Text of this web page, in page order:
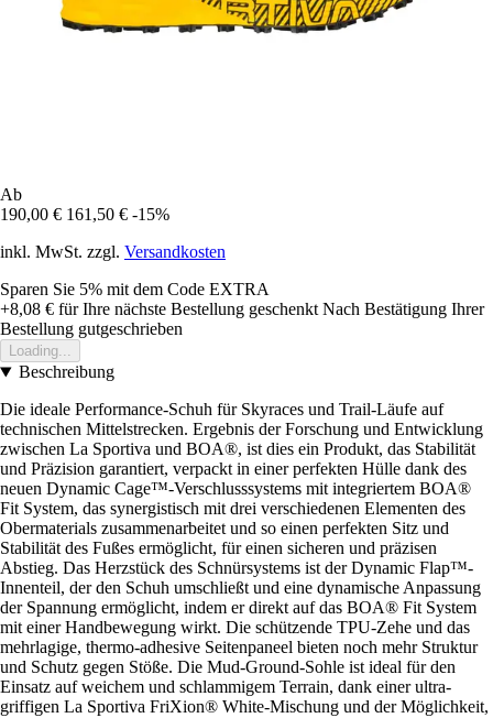
Ab
190,00 € 161,50 € -15%
inkl. MwSt. zzgl. Versandkosten
Sparen Sie 5% mit dem Code EXTRA
+8,08 € für Ihre nächste Bestellung geschenkt Nach Bestätigung Ihrer
Bestellung gutgeschrieben
Loading...
Beschreibung
Die ideale Performance-Schuh für Skyraces und Trail-Läufe auf
technischen Mittelstrecken. Ergebnis der Forschung und Entwicklung
zwischen La Sportiva und BOA®, ist dies ein Produkt, das Stabilität
und Präzision garantiert, verpackt in einer perfekten Hülle dank des
neuen Dynamic Cage™-Verschlusssystems mit integriertem BOA®
Fit System, das synergistisch mit drei verschiedenen Elementen des
Obermaterials zusammenarbeitet und so einen perfekten Sitz und
Stabilität des Fußes ermöglicht, für einen sicheren und präzisen
Abstieg. Das Herzstück des Schnürsystems ist der Dynamic Flap™-
Innenteil, der den Schuh umschließt und eine dynamische Anpassung
der Spannung ermöglicht, indem er direkt auf das BOA® Fit System
mit einer Handbewegung wirkt. Die schützende TPU-Zehe und das
mehrlagige, thermo-adhesive Seitenpaneel bieten noch mehr Struktur
und Schutz gegen Stöße. Die Mud-Ground-Sohle ist ideal für den
Einsatz auf weichem und schlammigem Terrain, dank einer ultra-
griffigen La Sportiva FriXion® White-Mischung und der Möglichkeit,